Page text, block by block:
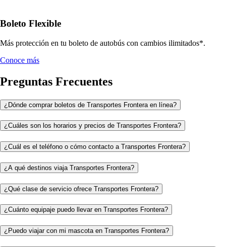
Boleto Flexible
Más protección en tu boleto de autobús con cambios ilimitados*.
Conoce más
Preguntas Frecuentes
¿Dónde comprar boletos de Transportes Frontera en línea?
¿Cuáles son los horarios y precios de Transportes Frontera?
¿Cuál es el teléfono o cómo contacto a Transportes Frontera?
¿A qué destinos viaja Transportes Frontera?
¿Qué clase de servicio ofrece Transportes Frontera?
¿Cuánto equipaje puedo llevar en Transportes Frontera?
¿Puedo viajar con mi mascota en Transportes Frontera?